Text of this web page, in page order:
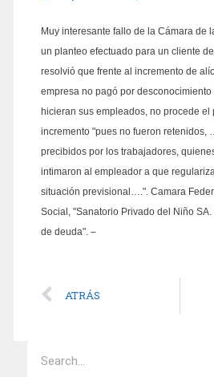
Muy interesante fallo de la Cámara de
un planteo efectuado para un cliente
resolvió que frente al incremento de
empresa no pagó por
hicieran sus empleados, no procede
incremento "pues no fueron retenidos,
precibidos por los trabajadores,
intimaron al empleador a que
situación previsional….". Camara
Social, "Sanatorio Privado del Niño SA.
de deuda". –
ATRÁS